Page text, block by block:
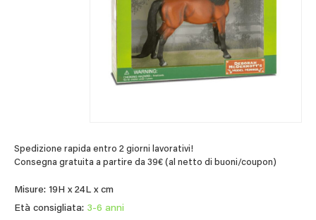
Spedizione rapida entro 2 giorni lavorativi!
Consegna gratuita a partire da 39€ (al netto di buoni/coupon)
Misure: 19H x 24L x cm
Età consigliata: 3-6 anni